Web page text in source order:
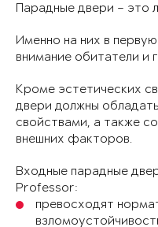
Парадные двери – это
Именно на них в
внимание обитатели и
Кроме эстетических
двери должны
свойствами, а также
внешних факторов.
Входные парадные
Professor:
превосходят